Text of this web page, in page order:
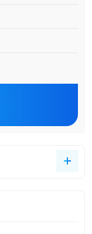
监管死角，排放
辆：监管移动源